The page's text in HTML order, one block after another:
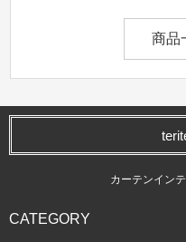
商品
カーテンイン
CATEGORY